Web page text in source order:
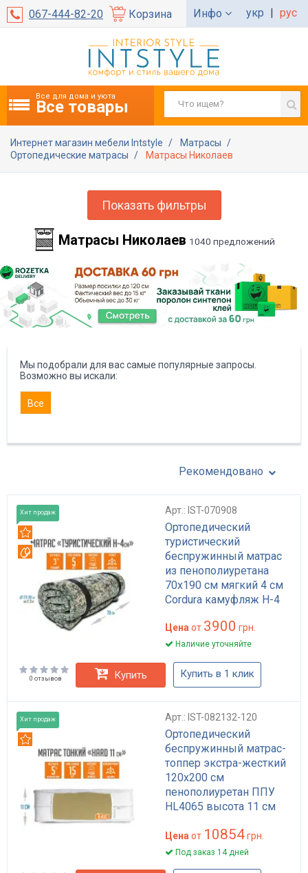
067-444-82-20 Корзина Инфо укр | рус
Все для дома и уюта
Все товары
Интернет магазин мебели Intstyle
Матрасы
Ортопедические матрасы
Матрасы Николаев
Показать фильтры
Матрасы Николаев 1040 предложений
Мы подобрали для вас самые популярные запросы.
Возможно вы искали:
Все
Рекомендовано
Хит продаж Арт.: IST-070908
Ортопедический
туристический
беспружинный матрас
из пенополиуретана
70x190 см мягкий 4 см
Cordura камуфляж H-4
Вотерпруф
Цена от 3900 грн.
Наличие уточняйте
0 отзывов Купить Купить в 1 клик
Хит продаж Арт.: IST-082132-120
Ортопедический
беспружинный матрас-
топпер экстра-жесткий
120x200 см
пенополиуретан ППУ
HL4065 высота 11 см
ХАРД
Цена от 10854грн.
Под заказ 14 дней